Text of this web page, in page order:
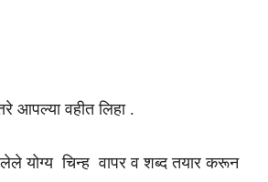
आपल्या वहीत लिहा .
योग्य चिन्ह वापर व शब्द तयार करून